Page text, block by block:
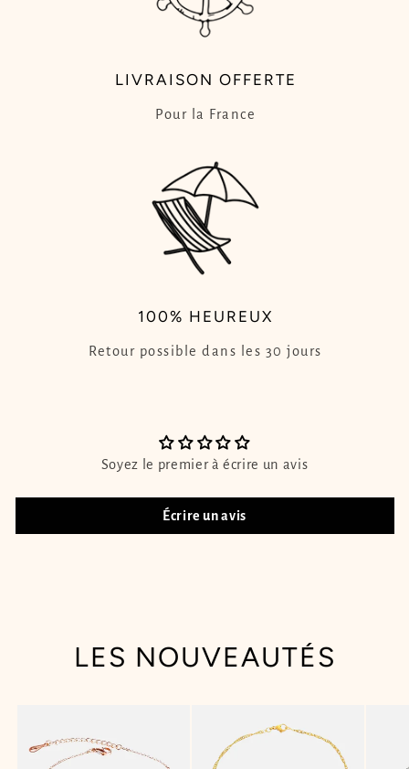
LIVRAISON OFFERTE
Pour la France
100% HEUREUX
Retour possible dans les 30 jours
Soyez le premier à écrire un avis
Écrire un avis
LES NOUVEAUTÉS